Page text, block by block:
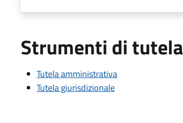
Strumenti di tutela
Tutela amministrativa
Tutela giurisdizionale